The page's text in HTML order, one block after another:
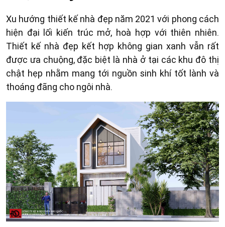
Xu hướng thiết kế nhà đẹp năm 2021 với phong cách
hiện đại lối kiến trúc mở, hoà hợp với thiên nhiên.
Thiết kế nhà đẹp kết hợp không gian xanh vẫn rất
được ưa chuộng, đặc biệt là nhà ở tại các khu đô thị
chật hẹp nhằm mang tới nguồn sinh khí tốt lành và
thoáng đãng cho ngôi nhà.